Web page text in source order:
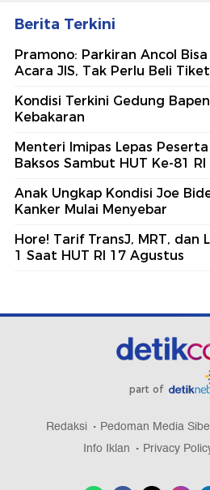
Berita Terkini
Pramono: Parkiran Ancol
Acara JIS, Tak Perlu Beli Tiket
Kondisi Terkini Gedung
Kebakaran
Menteri Imipas Lepas
Baksos Sambut HUT Ke-81 RI
Anak Ungkap Kondisi Joe
Kanker Mulai Menyebar
Hore! Tarif TransJ, MRT, dan
1 Saat HUT RI 17 Agustus
part of
Redaksi Pedoman Media
Info Iklan
Privacy